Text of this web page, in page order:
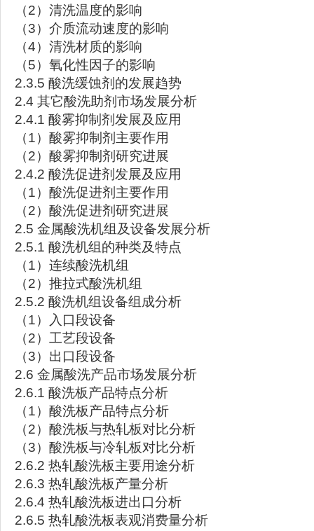
（2）清洗温度的影响
（3）介质流动速度的影响
（4）清洗材质的影响
（5）氧化性因子的影响
2.3.5 酸洗缓蚀剂的发展趋势
2.4 其它酸洗助剂市场发展分析
2.4.1 酸雾抑制剂发展及应用
（1）酸雾抑制剂主要作用
（2）酸雾抑制剂研究进展
2.4.2 酸洗促进剂发展及应用
（1）酸洗促进剂主要作用
（2）酸洗促进剂研究进展
2.5 金属酸洗机组及设备发展分析
2.5.1 酸洗机组的种类及特点
（1）连续酸洗机组
（2）推拉式酸洗机组
2.5.2 酸洗机组设备组成分析
（1）入口段设备
（2）工艺段设备
（3）出口段设备
2.6 金属酸洗产品市场发展分析
2.6.1 酸洗板产品特点分析
（1）酸洗板产品特点分析
（2）酸洗板与热轧板对比分析
（3）酸洗板与冷轧板对比分析
2.6.2 热轧酸洗板主要用途分析
2.6.3 热轧酸洗板产量分析
2.6.4 热轧酸洗板进出口分析
2.6.5 热轧酸洗板表观消费量分析